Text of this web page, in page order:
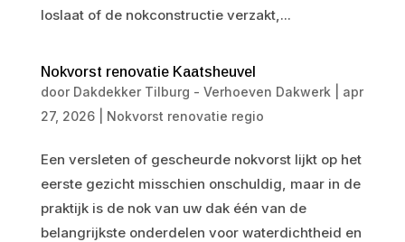
loslaat of de nokconstructie verzakt,...
Nokvorst renovatie Kaatsheuvel
door Dakdekker Tilburg - Verhoeven Dakwerk
apr
27, 2026| Nokvorst renovatie regio
Een versleten of gescheurde nokvorst lijkt op het
eerste gezicht misschien onschuldig, maar in de
praktijk is de nok van uw dak één van de
belangrijkste onderdelen voor waterdichtheid en